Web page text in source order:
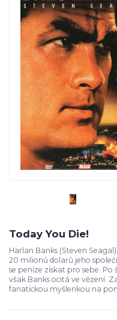
Today You Die!
Harlan Banks (Steven
20 milionů dolarů jeho
se peníze získat pro sebe. Po
však Banks ocitá ve vězení.
fanatickou myšlenkou na